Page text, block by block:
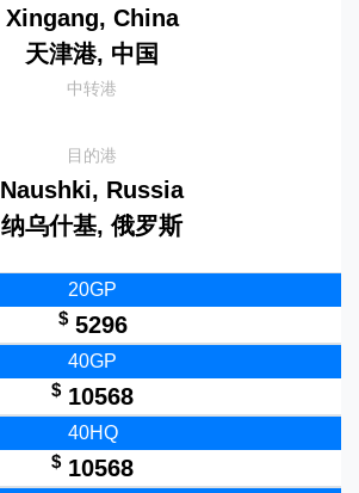
Xingang, China
天津港, 中国
中转港
目的港
Naushki, Russia
纳乌什基, 俄罗斯
20GP
$5296
40GP
$ 10568
40HQ
$ 10568